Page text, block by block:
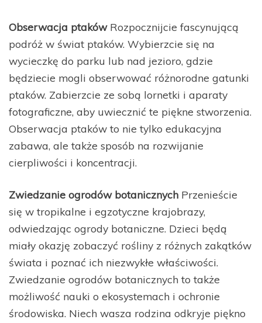
Obserwacja ptakówRozpocznijcie fascynującą
podróż w świat ptaków. Wybierzcie się na
wycieczkę do parku lub nad jezioro, gdzie
będziecie mogli obserwować różnorodne gatunki
ptaków. Zabierzcie ze sobą lornetki i aparaty
fotograficzne, aby uwiecznić te piękne stworzenia.
Obserwacja ptaków to nie tylko edukacyjna
zabawa, ale także sposób na rozwijanie
cierpliwości i koncentracji.
Zwiedzanie ogrodów botanicznych Przenieście
się w tropikalne i egzotyczne krajobrazy,
odwiedzając ogrody botaniczne. Dzieci będą
miały okazję zobaczyć rośliny z różnych zakątków
świata i poznać ich niezwykłe właściwości.
Zwiedzanie ogrodów botanicznych to także
możliwość nauki o ekosystemach i ochronie
środowiska. Niech wasza rodzina odkryje piękno